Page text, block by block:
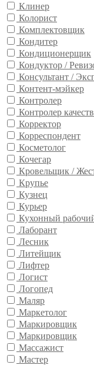
Клинер
Колорист
Комплектовщик
Кондитер
Кондиционерщик
Кондуктор /
Консультант /
Контент-мэйкер
Контролер
Контролер
Корректор
Корреспондент
Косметолог
Кочегар
Кровельщик /
Крупье
Кузнец
Курьер
Кухонный
Лаборант
Лесник
Литейщик
Лифтер
Логист
Логопед
Маляр
Маркетолог
Маркировщик
Маркировщик
Массажист
Мастер